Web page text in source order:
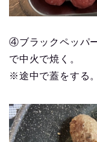
④ブラックペッパ
で中火で焼く。
※途中で蓋をする。